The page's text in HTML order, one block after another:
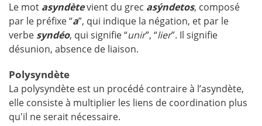
Le mot asyndètevient du grec asýndetos, composé
par le préfixe “a”, qui indique la négation, et par le
verbe syndéo, qui signifie “unir”, “lier”. Il signifie
désunion, absence de liaison.
Polysyndète
La polysyndète est un procédé contraire à l’asyndète,
elle consiste à multiplier les liens de coordination plus
qu'il ne serait nécessaire.